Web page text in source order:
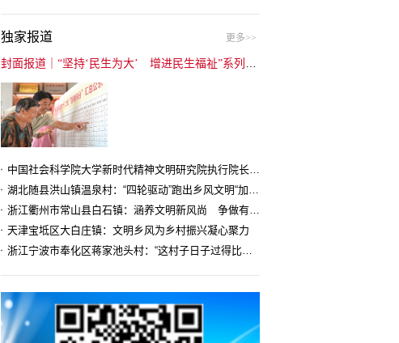
独家报道 更多>>
中国社会科学院大学新时代精神文明研究院执行院长王维国：文明村镇创建为乡村注入持久发展动力
湖北随县洪山镇温泉村：“四轮驱动”跑出乡风文明“加速度”
浙江衢州市常山县白石镇：涵养文明新风尚 争做有礼白石人
天津宝坻区大白庄镇：文明乡风为乡村振兴凝心聚力
浙江宁波市奉化区蒋家池头村：“这村子日子过得比城里还舒心”